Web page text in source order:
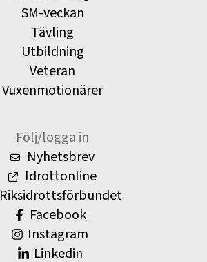
SM-veckan
Tävling
Utbildning
Veteran
Vuxenmotionärer
Följ/logga in
Nyhetsbrev
Idrottonline
Riksidrottsförbundet
Facebook
Instagram
Linkedin